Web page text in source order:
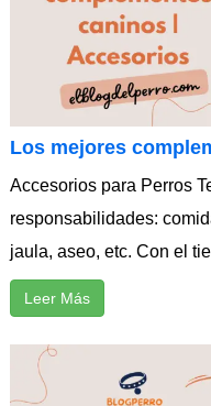
Los mejores
Accesorios para Perros
responsabilidades:
jaula, aseo, etc. Con el
Leer Más